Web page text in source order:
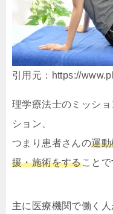
引用元：https://
理学療法士のミッシ
ション、
つまり患者さんの運
援・施術をすることで
主に医療機関で働く